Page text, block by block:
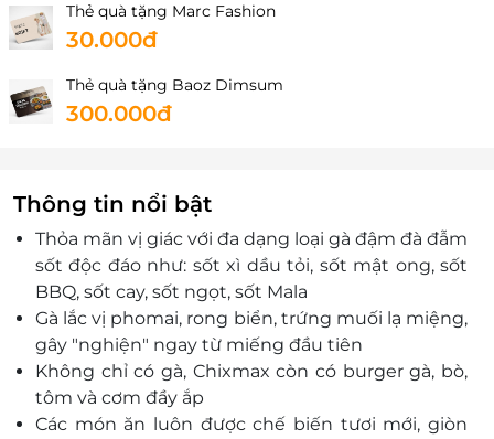
Thẻ quà tặng Marc Fashion
30.000đ
Thẻ quà tặng Baoz Dimsum
300.000đ
Thông tin nổi bật
Thỏa mãn vị giác với đa dạng loại gà đậm đà đẫm
sốt độc đáo như: sốt xì dầu tỏi, sốt mật ong, sốt
BBQ, sốt cay, sốt ngọt, sốt Mala
Gà lắc vị phomai, rong biển, trứng muối lạ miệng,
gây "nghiện" ngay từ miếng đầu tiên
Không chỉ có gà, Chixmax còn có burger gà, bò,
tôm và cơm đầy ắp
Các món ăn luôn được chế biến tươi mới, giòn